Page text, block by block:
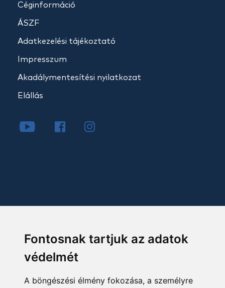
Fontosnak tartjuk az adatok
védelmét
A böngészési élmény fokozása, a személyre
Céginformáció
ÁSZF
Adatkezelési tájékoztató
Impresszum
Akadálymentesítési nyilatkozat
Elállás